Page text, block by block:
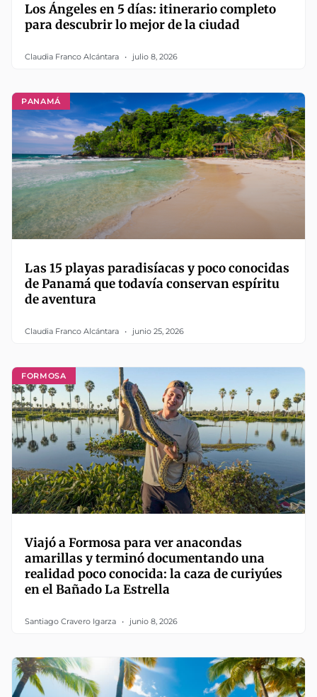
Los Ángeles en 5 días: itinerario completo
para descubrir lo mejor de la ciudad
Claudia Franco Alcántara julio 8, 2026
PANAMÁ
Las 15 playas paradisíacas y poco conocidas
de Panamá que todavía conservan espíritu
de aventura
Claudia Franco Alcántara junio 25, 2026
FORMOSA
Viajó a Formosa para ver anacondas
amarillas y terminó documentando una
realidad poco conocida: la caza de curiyúes
en el Bañado La Estrella
Santiago Cravero Igarza junio 8, 2026